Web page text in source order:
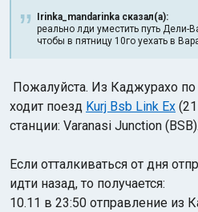
Irinka_mandarinka сказал(а):
реально лди уместить путь Дели-
чтобы в пятницу 10го уехать в
Пожалуйста. Из Каджурахо
ходит поезд Kurj Bsb Link Ex
станции: Varanasi Junction (BSB).
Если отталкиваться от дня
идти назад, то получается:
10.11 в 23:50 отправление из